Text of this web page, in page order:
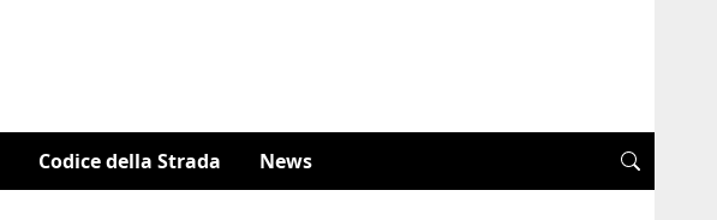
Codice della Strada News